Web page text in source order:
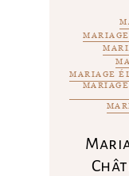
MARIAGE